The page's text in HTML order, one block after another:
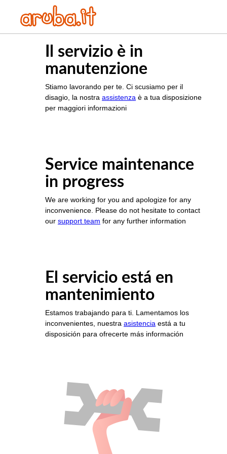
Il servizio è in
manutenzione
Stiamo lavorando per te. Ci scusiamo per il
disagio, la nostra assistenza è a tua disposizione
per maggiori informazioni
Service maintenance
in progress
We are working for you and apologize for any
inconvenience. Please do not hesitate to contact
our support team for any further information
El servicio está en
mantenimiento
Estamos trabajando para ti. Lamentamos los
inconvenientes, nuestra asistencia está a tu
disposición para ofrecerte más información